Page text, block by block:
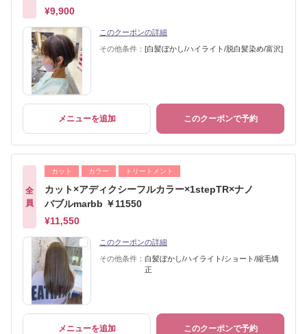
¥9,900
このクーポンの詳細
その他条件： [白髪ぼかし/ハイライト/脱白髪染め/富沢]
メニューを追加 このクーポンで予約
全
員
カット カラー トリートメント
カット×アディクシーフルカラー×1stepTR×ナノ
バブルmarbb ￥11550
¥11,550
このクーポンの詳細
その他条件： 白髪ぼかし/ハイライト/ショート/縮毛矯
正
メニューを追加 このクーポンで予約